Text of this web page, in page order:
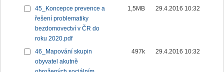
45_Koncepce prevence a
řešení problematiky
bezdomovectví v ČR do
roku 2020.pdf
1,5MB 29.4.2016 10:32
46_Mapování skupin
obyvatel akutně
497k 29.4.2016 10:32